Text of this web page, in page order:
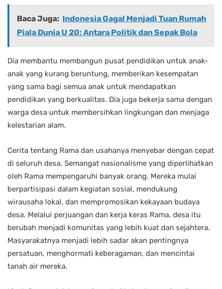
Baca Juga: Indonesia Gagal Menjadi Tuan Rumah
Piala Dunia U 20: Antara Politik dan Sepak Bola
Dia membantu membangun pusat pendidikan untuk anak-
anak yang kurang beruntung, memberikan kesempatan
yang sama bagi semua anak untuk mendapatkan
pendidikan yang berkualitas. Dia juga bekerja sama dengan
warga desa untuk membersihkan lingkungan dan menjaga
kelestarian alam.
Cerita tentang Rama dan usahanya menyebar dengan cepat
di seluruh desa. Semangat nasionalisme yang diperlihatkan
oleh Rama mempengaruhi banyak orang. Mereka mulai
berpartisipasi dalam kegiatan sosial, mendukung
wirausaha lokal, dan mempromosikan kekayaan budaya
desa. Melalui perjuangan dan kerja keras Rama, desa itu
berubah menjadi komunitas yang lebih kuat dan sejahtera.
Masyarakatnya menjadi lebih sadar akan pentingnya
persatuan, menghormati keberagaman, dan mencintai
tanah air mereka.